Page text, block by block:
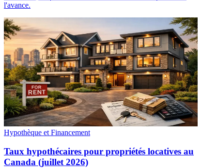
l'avance.
Hypothèque et Financement
Taux hypothécaires pour propriétés locatives au
Canada (juillet 2026)